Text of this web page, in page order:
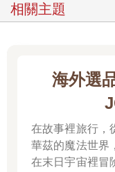
相關主題
海外選
在故事裡旅行，從閱讀
華茲的魔法世界
在末日宇宙裡冒